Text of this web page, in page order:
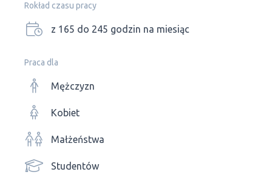
Rokład czasu pracy
z 165 do 245 godzin na miesiąc
Praca dla
Mężczyzn
Kobiet
Małżeństwa
Studentów